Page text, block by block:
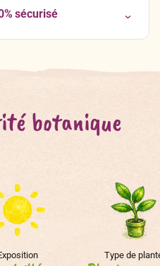
sécurisé
botanique
Type de